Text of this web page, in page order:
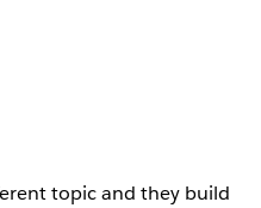
topic and they build